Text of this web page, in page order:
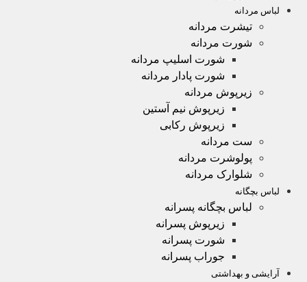
لباس مردانه
تیشرت مردانه
شورت مردانه
شورت اسلیپ مردانه
شورت پادار مردانه
زیرپوش مردانه
زیرپوش نیم آستین
زیرپوش رکابی
ست مردانه
پولوشرت مردانه
شلوارک مردانه
لباس بچگانه
لباس بچگانه پسرانه
زیرپوش پسرانه
شورت پسرانه
جوراب پسرانه
آرایشی و بهداشتی